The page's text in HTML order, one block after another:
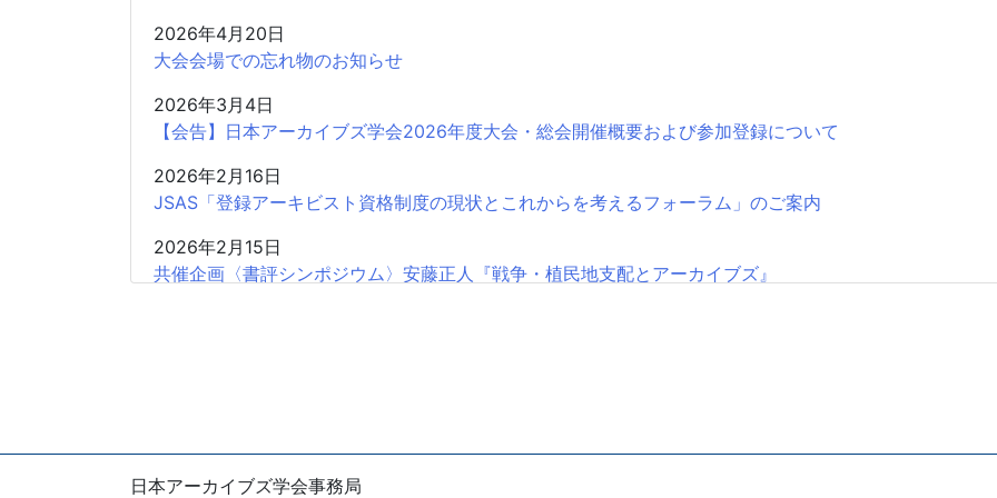
2026年4月20日
大会会場での忘れ物のお知らせ
2026年3月4日
【会告】日本アーカイブズ学会2026年度大会・総会開催概要および参加登録について
2026年2月16日
JSAS「登録アーキビスト資格制度の現状とこれからを考えるフォーラム」のご案内
2026年2月15日
共催企画〈書評シンポジウム〉安藤正人『戦争・植民地支配とアーカイブズ』
2025年12月11日
【広報協力】日本アーカイブズ学会認定海外アーカイブズ・アーキビスト協会調査研究SIG第2回公開研究
日本アーカイブズ学会事務局